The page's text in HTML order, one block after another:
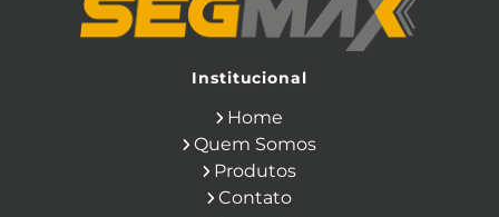
Cinto de Segurança para Eletricista
Cinto de Seguranca Paraquedista
Cone de Sinalização
Equipamentos de Construcao Civil
Ferramentas Eletricas
Ferramentas Isoladas
Ferramentas Manuais para Construção
Filtro para Respirador
Institucional
Home
Quem Somos
Produtos
Contato